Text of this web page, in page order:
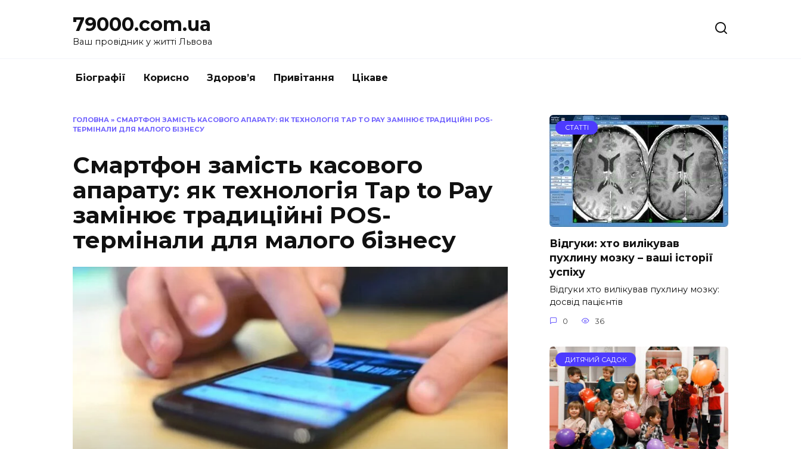
79000.com.ua
Ваш провідник у житті Львова
Біографії Корисно Здоров’я Привітання Цікаве
ГОЛОВНА » СМАРТФОН ЗАМІСТЬ КАСОВОГО АПАРАТУ: ЯК ТЕХНОЛОГІЯ TAP TO PAY ЗАМІНЮЄ ТРАДИЦІЙНІ POS-
ТЕРМІНАЛИ ДЛЯ МАЛОГО БІЗНЕСУ
Смартфон замість касового
апарату: як технологія Tap to Pay
замінює традиційні POS-
термінали для малого бізнесу
СТАТТІ
Відгуки: хто вилікував
пухлину мозку – ваші історії
успіху
Відгуки хто вилікував пухлину мозку:
досвід пацієнтів
0 36
ДИТЯЧИЙ САДОК